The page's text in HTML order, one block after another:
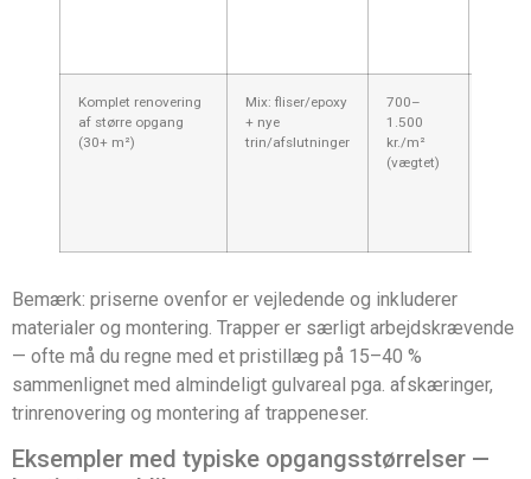
Komplet renovering
af større opgang
(30+ m²)
Mix: fliser/epoxy
+ nye
trin/afslutninger
700–
1.500
kr./m²
(vægtet)
Bemærk: priserne ovenfor er vejledende og inkluderer
materialer og montering. Trapper er særligt arbejdskrævende
— ofte må du regne med et pristillæg på 15–40 %
sammenlignet med almindeligt gulvareal pga. afskæringer,
trinrenovering og montering af trappeneser.
Eksempler med typiske opgangsstørrelser —